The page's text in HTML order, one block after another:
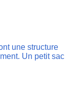
une structure
Un petit sac